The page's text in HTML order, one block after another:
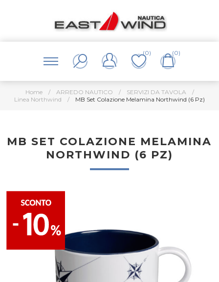
(0) (0)
Home / ARREDO NAUTICO / SERVIZI DA TAVOLA
/
Linea Northwind
/ MB Set Colazione Melamina Northwind (6 Pz)
MB SET COLAZIONE MELAMINA
NORTHWIND (6 PZ)